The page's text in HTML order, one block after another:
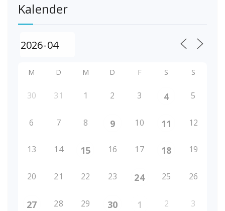
Kalender
M D M D F S S
30 31 1 2 3 4 5
6 7 8 9 10 11 12
13 14 15 16 17 18 19
20 21 22 23 24 25 26
27 28 29 30 1 2 3